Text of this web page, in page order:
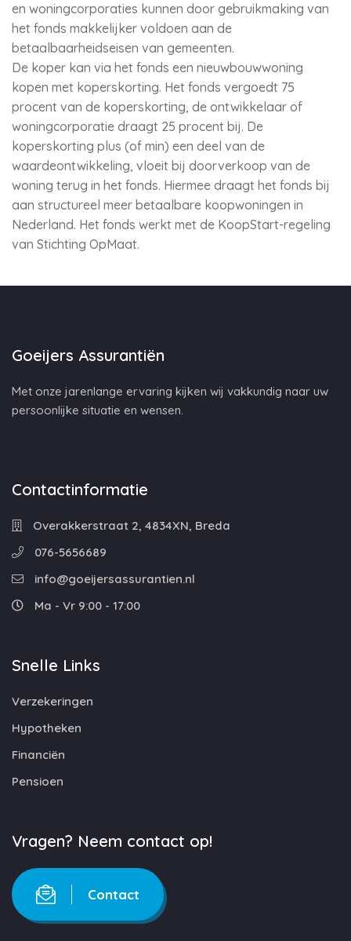
en woningcorporaties kunnen door gebruikmaking van
het fonds makkelijker voldoen aan de
betaalbaarheidseisen van gemeenten.
De koper kan via het fonds een nieuwbouwwoning
kopen met koperskorting. Het fonds vergoedt 75
procent van de koperskorting, de ontwikkelaar of
woningcorporatie draagt 25 procent bij. De
koperskorting plus (of min) een deel van de
waardeontwikkeling, vloeit bij doorverkoop van de
woning terug in het fonds. Hiermee draagt het fonds bij
aan structureel meer betaalbare koopwoningen in
Nederland. Het fonds werkt met de KoopStart-regeling
van Stichting OpMaat.
Goeijers Assurantiën
Met onze jarenlange ervaring kijken wij vakkundig naar uw
persoonlijke situatie en wensen.
Contactinformatie
Overakkerstraat 2, 4834XN, Breda
076-5656689
info@goeijersassurantien.nl
Ma - Vr 9:00 - 17:00
Snelle Links
Verzekeringen
Hypotheken
Financiën
Pensioen
Vragen? Neem contact op!
Contact